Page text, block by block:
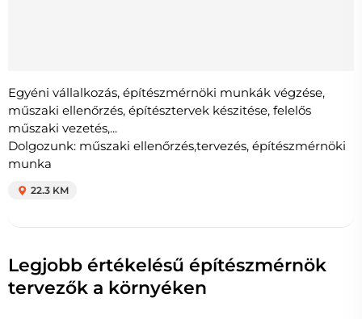
Egyéni vállalkozás, építészmérnöki munkák végzése,
műszaki ellenőrzés, építésztervek készitése, felelős
műszaki vezetés,...
Dolgozunk: műszaki ellenőrzés,tervezés, építészmérnöki
munka
22.3 KM
Legjobb értékelésű építészmérnök
tervezők a környéken